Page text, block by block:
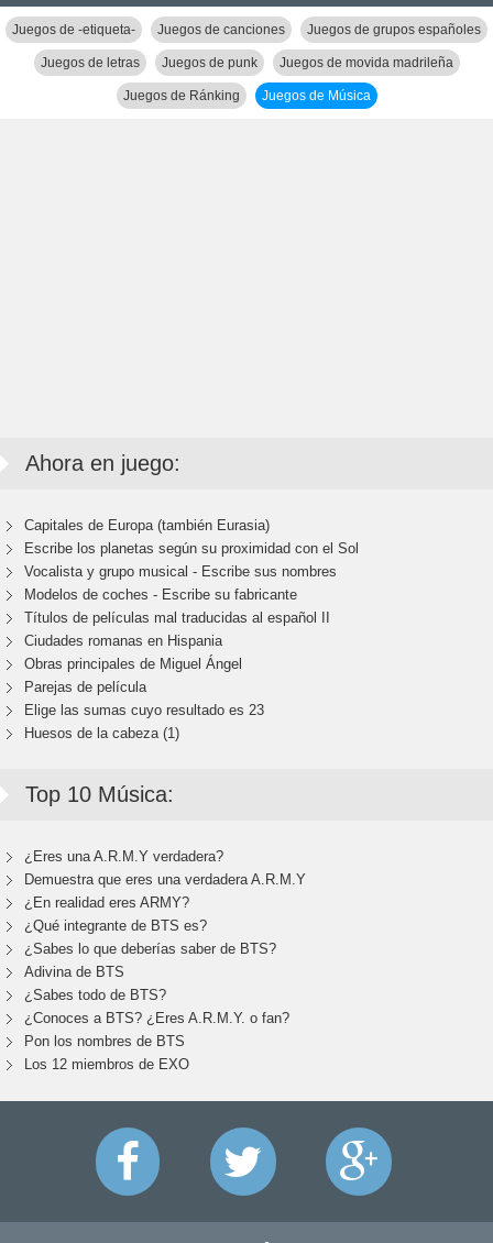
Juegos de -etiqueta- Juegos de canciones Juegos de grupos españoles
Juegos de letras Juegos de punk Juegos de movida madrileña
Juegos de Ránking Juegos de Música
Ahora en juego:
Capitales de Europa (también Eurasia)
Escribe los planetas según su proximidad con el Sol
Vocalista y grupo musical - Escribe sus nombres
Modelos de coches - Escribe su fabricante
Títulos de películas mal traducidas al español II
Ciudades romanas en Hispania
Obras principales de Miguel Ángel
Parejas de película
Elige las sumas cuyo resultado es 23
Huesos de la cabeza (1)
Top 10 Música:
¿Eres una A.R.M.Y verdadera?
Demuestra que eres una verdadera A.R.M.Y
¿En realidad eres ARMY?
¿Qué integrante de BTS es?
¿Sabes lo que deberías saber de BTS?
Adivina de BTS
¿Sabes todo de BTS?
¿Conoces a BTS? ¿Eres A.R.M.Y. o fan?
Pon los nombres de BTS
Los 12 miembros de EXO